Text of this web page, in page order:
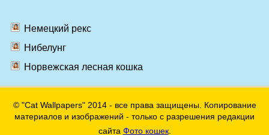
Немецкий рекс
Нибелунг
Норвежская лесная кошка
© "Cat Wallpapers" 2014 - все права защищены. Копирование
материалов и изображений - только с разрешения редакции
сайта Фото кошек.